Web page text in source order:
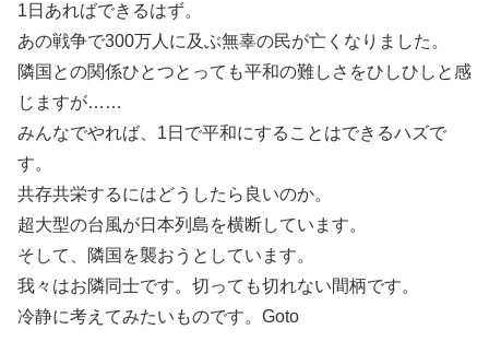
1日あればできるはず。
あの戦争で300万人に及ぶ無辜の民が亡くなりました。
隣国との関係ひとつとっても平和の難しさをひしひしと感
じますが……
みんなでやれば、1日で平和にすることはできるハズで
す。
共存共栄するにはどうしたら良いのか。
超大型の台風が日本列島を横断しています。
そして、隣国を襲おうとしています。
我々はお隣同士です。切っても切れない間柄です。
冷静に考えてみたいものです。Goto